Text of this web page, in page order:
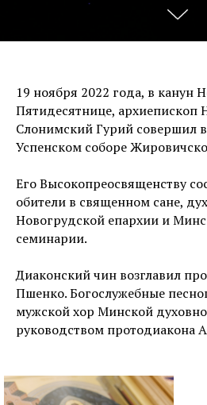
19 ноября 2022 года, в канун
Пятидесятнице, архиепископ
Слонимский Гурий совершил
Успенском соборе
Его Высокопреосвященству
обители в священном сане,
Новогрудской епархии и
семинарии.
Диаконский чин возглавил
Пшенко. Богослужебные
мужской хор Минской
руководством протодиакона